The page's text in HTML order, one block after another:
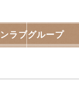
ラブグループ